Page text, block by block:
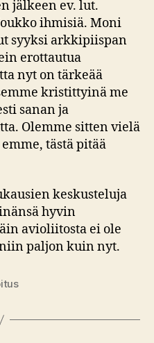
jälkeen ev. lut.
ihmisiä. Moni
syyksi arkkipiispan
erottautua
nyt on tärkeää
kristittyinä me
sanan ja
Olemme sitten vielä
tästä pitää
keskusteluja
hyvin
avioliitosta ei ole
paljon kuin nyt.